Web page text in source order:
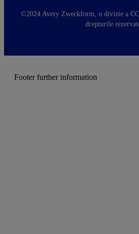
t
e
©2024 Avery Zweckform, o divizie a
drepturile
Footer further information